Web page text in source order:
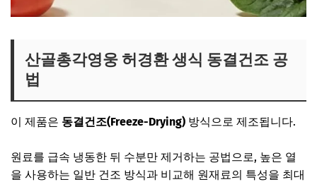
산골총각영웅 허경환 생식 동결건조 공
법
이 제품은 동결건조(Freeze-Drying) 방식으로 제조됩니다.
원료를 급속 냉동한 뒤 수분만 제거하는 공법으로, 높은 열
을 사용하는 일반 건조 방식과 비교해 원재료의 특성을 최대